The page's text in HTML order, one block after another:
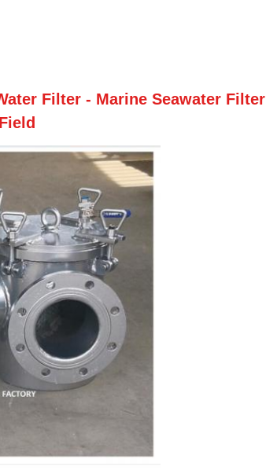
Filter - Marine Seawater Filter